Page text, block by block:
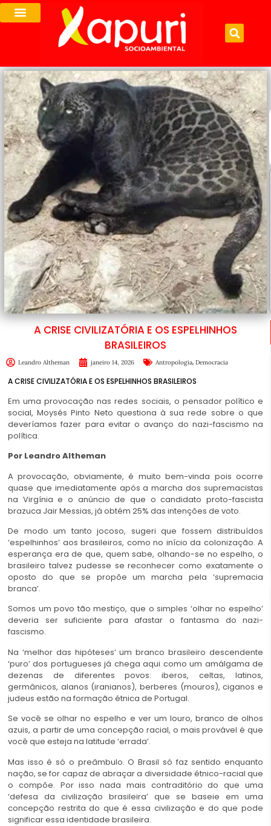
A CRISE CIVILIZATÓRIA E OS ESPELHINHOS
BRASILEIROS
Leandro Altheman janeiro 14, 2026 Antropologia, Democracia
A CRISE CIVILIZATÓRIA E OS ESPELHINHOS BRASILEIROS
Em uma provocação nas redes sociais, o pensador político e
social, Moysés Pinto Neto questiona à sua rede sobre o que
deveríamos fazer para evitar o avanço do nazi-fascismo na
política.
Por Leandro Altheman
A provocação, obviamente, é muito bem-vinda pois ocorre
quase que imediatamente após a marcha dos supremacistas
na Virgínia e o anúncio de que o candidato proto-fascista
brazuca Jair Messias, já obtém 25% das intenções de voto.
De modo um tanto jocoso, sugeri que fossem distribuídos
‘espelhinhos’ aos brasileiros, como no início da colonização. A
esperança era de que, quem sabe, olhando-se no espelho, o
brasileiro talvez pudesse se reconhecer como exatamente o
oposto do que se propõe um marcha pela ‘supremacia
branca’.
Somos um povo tão mestiço, que o simples ‘olhar no espelho’
deveria ser suficiente para afastar o fantasma do nazi-
fascismo.
Na ‘melhor das hipóteses’ um branco brasileiro descendente
‘puro’ dos portugueses já chega aqui como um amálgama de
dezenas de diferentes povos: iberos, celtas, latinos,
germânicos, alanos (iranianos), berberes (mouros), ciganos e
judeus estão na formação étnica de Portugal.
Se você se olhar no espelho e ver um louro, branco de olhos
azuis, a partir de uma concepção racial, o mais provável é que
você que esteja na latitude ‘errada’.
Mas isso é só o preâmbulo. O Brasil só faz sentido enquanto
nação, se for capaz de abraçar a diversidade étnico-racial que
o compõe. Por isso nada mais contraditório do que uma
‘defesa da civilização brasileira’ que se baseie em uma
concepção restrita do que é essa civilização e do que pode
significar essa identidade brasileira.